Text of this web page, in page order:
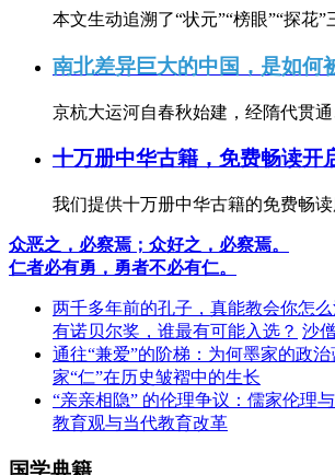
本文生动追溯了“状元”“榜眼”“探花
南北差异巨大的中国，是如何
京杭大运河自春秋始建，经隋代贯
十万册中华古籍，免费畅读开
我们提供十万册中华古籍的免费畅
众恶之，必察焉；众好之，必察焉。
仁者必有勇，勇者不必有仁。
两千多年前的孔子，真能教会你怎么
有诺贝尔奖，谁最有可能入选？ 沙
通往“兼爱”的阶梯：为何墨家的政治
家“仁”在历史皱褶中的生长
“亲亲相隐” 的伦理争议：儒家伦理
教育观与当代教育改革
国学典籍